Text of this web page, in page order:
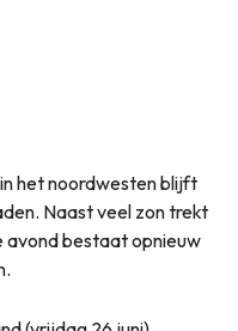
het noordwesten blijft
Naast veel zon trekt
avond bestaat opnieuw